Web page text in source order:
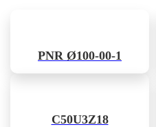
PNR Ø100-00-1
C50U3Z18